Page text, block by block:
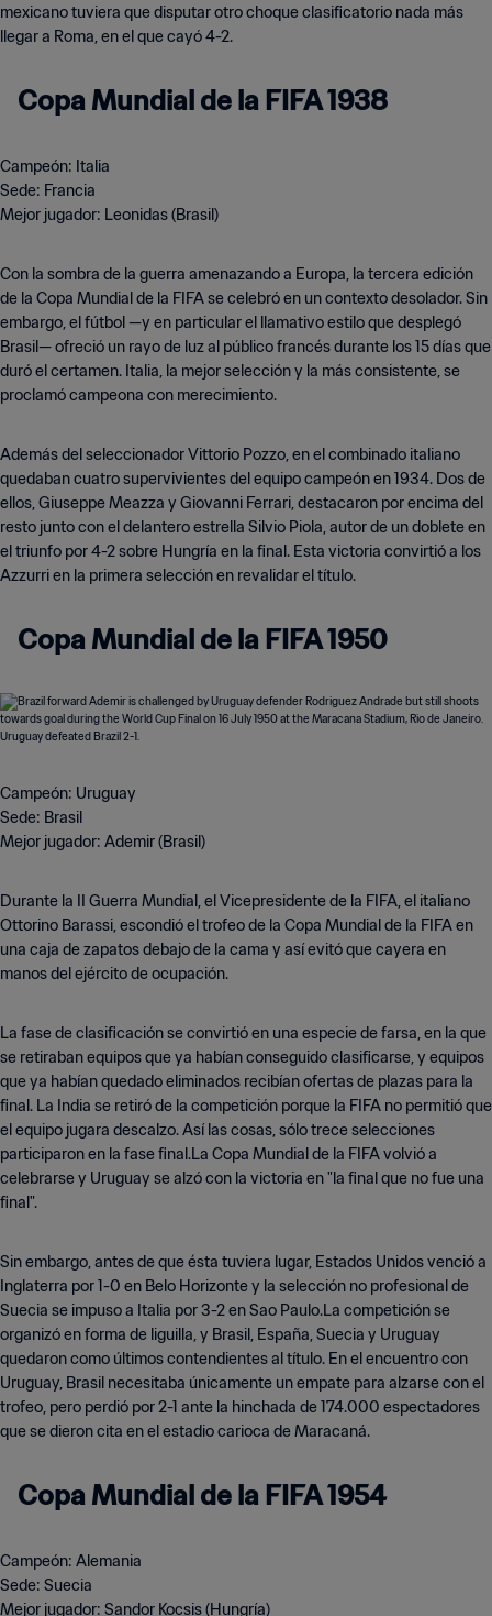
mexicano tuviera que disputar otro choque clasificatorio nada más
Copa Mundial de la FIFA 1938
Campeón: Italia
Sede: Francia
Mejor jugador: Leonidas (Brasil)
Con la sombra de la guerra amenazando a Europa, la tercera edición
de la Copa Mundial de la FIFA se celebró en un contexto desolador. Sin
embargo, el fútbol —y en particular el llamativo estilo que desplegó
Brasil— ofreció un rayo de luz al público francés durante los 15 días que
duró el certamen. Italia, la mejor selección y la más consistente, se
proclamó campeona con merecimiento.
Además del seleccionador Vittorio Pozzo, en el combinado italiano
quedaban cuatro supervivientes del equipo campeón en 1934. Dos de
ellos, Giuseppe Meazza y Giovanni Ferrari, destacaron por encima del
resto junto con el delantero estrella Silvio Piola, autor de un doblete en
el triunfo por 4-2 sobre Hungría en la final. Esta victoria convirtió a los
Azzurri en la primera selección en revalidar el título.
Copa Mundial de la FIFA 1950
Campeón: Uruguay
Sede: Brasil
Mejor jugador: Ademir (Brasil)
Durante la II Guerra Mundial, el Vicepresidente de la FIFA, el italiano
Ottorino Barassi, escondió el trofeo de la Copa Mundial de la FIFA en
una caja de zapatos debajo de la cama y así evitó que cayera en
manos del ejército de ocupación.
La fase de clasificación se convirtió en una especie de farsa, en la que
se retiraban equipos que ya habían conseguido clasificarse, y equipos
que ya habían quedado eliminados recibían ofertas de plazas para la
final. La India se retiró de la competición porque la FIFA no permitió que
el equipo jugara descalzo. Así las cosas, sólo trece selecciones
participaron en la fase final.La Copa Mundial de la FIFA volvió a
celebrarse y Uruguay se alzó con la victoria en "la final que no fue una
final".
Sin embargo, antes de que ésta tuviera lugar, Estados Unidos venció a
Inglaterra por 1-0 en Belo Horizonte y la selección no profesional de
Suecia se impuso a Italia por 3-2 en Sao Paulo.La competición se
organizó en forma de liguilla, y Brasil, España, Suecia y Uruguay
quedaron como últimos contendientes al título. En el encuentro con
Uruguay, Brasil necesitaba únicamente un empate para alzarse con el
trofeo, pero perdió por 2-1 ante la hinchada de 174.000 espectadores
que se dieron cita en el estadio carioca de Maracaná.
Copa Mundial de la FIFA 1954
Campeón: Alemania
Sede: Suecia
Mejor jugador: Sandor Kocsis (Hungría)